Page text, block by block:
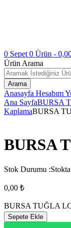
0 Sepet 0 Ürün -
Ürün Arama
Arama
Anasayfa Hesabım
Ana SayfaBURSA
KaplamaBURSA
BURSA
Stok Durumu :
0,00 ₺
BURSA TUĞLA
Sepete Ekle